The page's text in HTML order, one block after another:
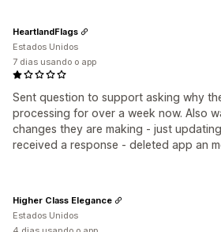
Sent question to support asking why
processing for over a week now. Also
changes they are making - just
received a response - deleted app an
HeartlandFlags
Estados Unidos
7 dias usando o app
Higher Class Elegance
Estados Unidos